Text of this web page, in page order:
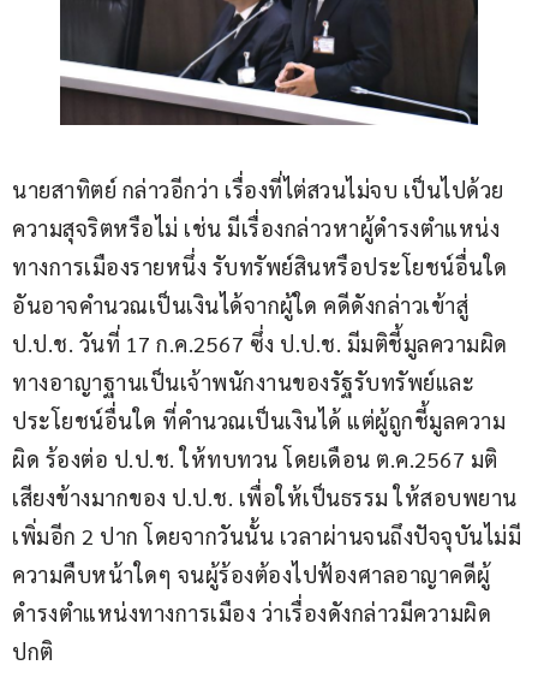
นายสาทิตย์ กล่าวอีกว่า เรื่องที่ไต่สวนไม่จบ เป็นไปด้วย
ความสุจริตหรือไม่ เช่น มีเรื่องกล่าวหาผู้ดำรงตำแหน่ง
ทางการเมืองรายหนึ่ง รับทรัพย์สินหรือประโยชน์อื่นใด
อันอาจคำนวณเป็นเงินได้จากผู้ใด คดีดังกล่าวเข้าสู่
ป.ป.ช. วันที่ 17 ก.ค.2567 ซึ่ง ป.ป.ช. มีมติชี้มูลความผิด
ทางอาญาฐานเป็นเจ้าพนักงานของรัฐรับทรัพย์และ
ประโยชน์อื่นใด ที่คำนวณเป็นเงินได้ แต่ผู้ถูกชี้มูลความ
ผิด ร้องต่อ ป.ป.ช. ให้ทบทวน โดยเดือน ต.ค.2567 มติ
เสียงข้างมากของ ป.ป.ช. เพื่อให้เป็นธรรม ให้สอบพยาน
เพิ่มอีก 2 ปาก โดยจากวันนั้น เวลาผ่านจนถึงปัจจุบันไม่มี
ความคืบหน้าใดๆ จนผู้ร้องต้องไปฟ้องศาลอาญาคดีผู้
ดำรงตำแหน่งทางการเมือง ว่าเรื่องดังกล่าวมีความผิด
ปกติ